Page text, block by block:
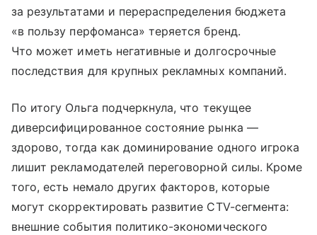
за результатами и перераспределения бюджета
«в пользу перфоманса» теряется бренд.
Что может иметь негативные и долгосрочные
последствия для крупных рекламных компаний.
По итогу Ольга подчеркнула, что текущее
диверсифицированное состояние рынка —
здорово, тогда как доминирование одного игрока
лишит рекламодателей переговорной силы. Кроме
того, есть немало других факторов, которые
могут скорректировать развитие CTV-сегмента:
внешние события политико-экономического